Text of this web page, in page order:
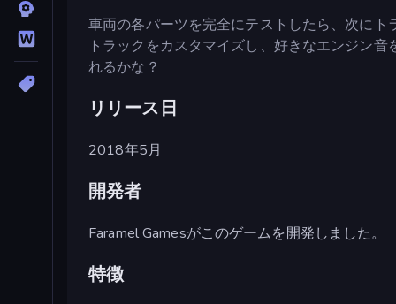
車両の各パーツを完全にテストしたら、次に
トラックをカスタマイズし、好きなエンジン
れるかな？
リリース日
2018年5月
開発者
Faramel Gamesがこのゲームを開発しました。
特徴